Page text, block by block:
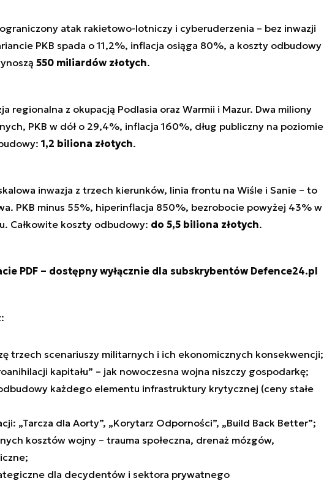
ograniczony atak rakietowo-lotniczy i cyberuderzenia – bez inwazji
PKB spada o 11,2%, inflacja osiąga 80%, a koszty odbudowy
550 miliardów złotych.
regionalna z okupacją Podlasia oraz Warmii i Mazur. Dwa miliony
PKB w dół o 29,4%, inflacja 160%, dług publiczny na poziomie
1,2 biliona złotych.
inwazja z trzech kierunków, linia frontu na Wiśle i Sanie – to
PKB minus 55%, hiperinflacja 850%, bezrobocie powyżej 43% w
Całkowite koszty odbudowy: do 5,5 biliona złotych.
PDF – dostępny wyłącznie dla subskrybentów Defence24.pl
trzech scenariuszy militarnych i ich ekonomicznych konsekwencji;
kapitału” – jak nowoczesna wojna niszczy gospodarkę;
każdego elementu infrastruktury krytycznej (ceny stałe
„Tarcza dla Aorty”, „Korytarz Odporności”, „Build Back Better”;
kosztów wojny – trauma społeczna, drenaż mózgów,
dla decydentów i sektora prywatnego